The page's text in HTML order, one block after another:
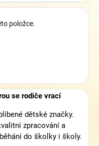
položce.
se rodiče vrací
dětské značky.
zpracování a
do školky i školy.